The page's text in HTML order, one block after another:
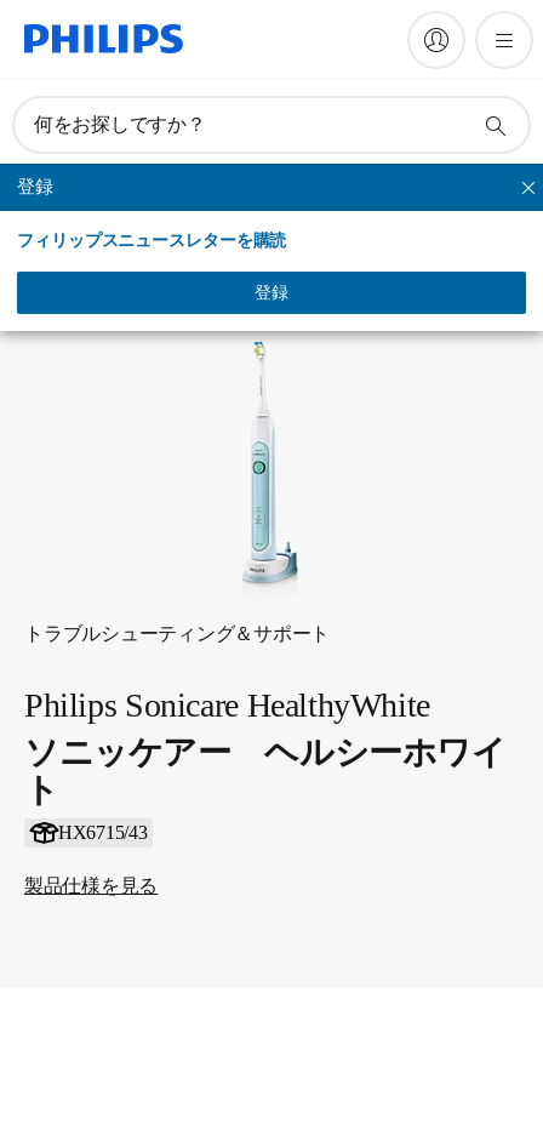
何をお探しですか？
登録
フィリップスニュースレターを購読
登録
ヘルシーホワイト
トラブルシューティング＆サポート
Philips Sonicare HealthyWhite
ソニッケアー ヘルシーホワイ
ト
HX6715/43
製品仕様を見る
FAQ